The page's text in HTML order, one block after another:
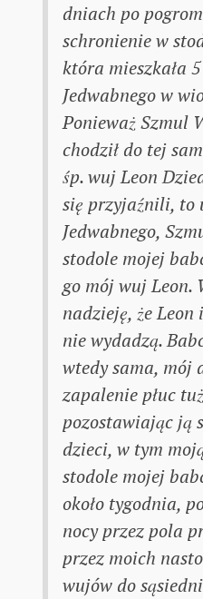
dniach po
schronienie w
która mieszkała
Jedwabnego w
Ponieważ Szmul
chodził do tej
śp. wuj Leon
się przyjaźnili, to
Jedwabnego,
stodole mojej
go mój wuj Leon.
nadzieję, że
nie wydadzą.
wtedy sama, mój
zapalenie płuc
pozostawiając ją
dzieci, w tym
stodole mojej
około tygodnia,
nocy przez pola
przez moich
wujów do